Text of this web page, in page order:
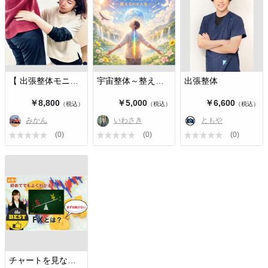
￥8,800（税込）
みかん
(0)
￥5,000 （税込）
いわさき
(0)
出張整体
￥6,600（税込）
ともや
(0)